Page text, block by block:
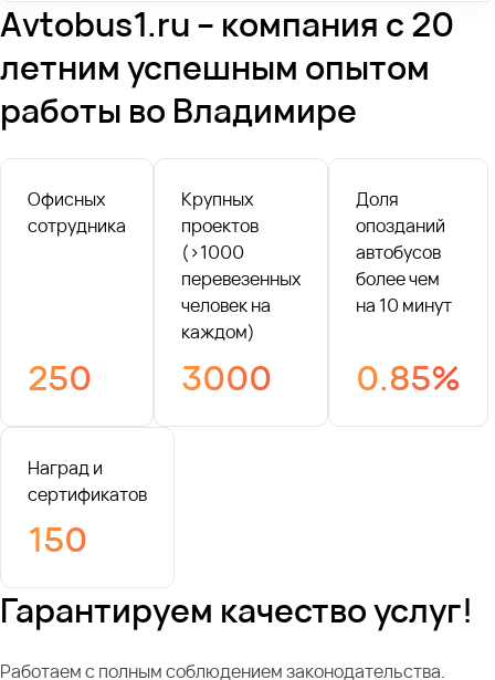
Avtobus1.ru – компания с 20
летним успешным опытом
работы во Владимире
Офисных
сотрудника
250
Крупных
проектов
(>1000
перевезенных
человек на
каждом)
3000
Доля
опозданий
автобусов
более чем
на 10 минут
0.85%
Наград и
сертификатов
150
Гарантируем качество услуг!
Работаем с полным соблюдением законодательства.